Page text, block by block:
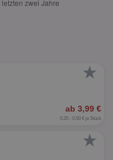
★
ab 3,99 €
0,25 - 0,50 € je Stück
★